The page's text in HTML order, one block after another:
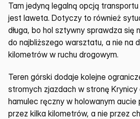
Tam jedyną legalną opcją
jest laweta. Dotyczy to również
długa, bo hol sztywny sprawdza się
do najbliższego warsztatu, a nie na
kilometrów w ruchu drogowym.
Teren górski dodaje kolejne
stromych zjazdach w stronę Krynicy
hamulec ręczny w holowanym
przez kilka kilometrów, a nie przez